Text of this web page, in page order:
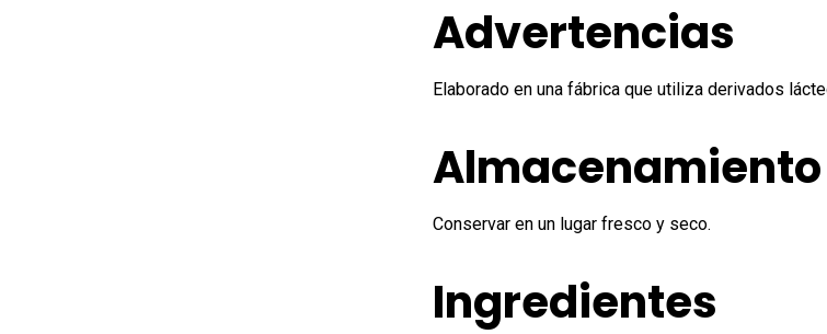
Advertencias
Elaborado en una fábrica que utiliza derivados
Almacenamiento
Conservar en un lugar fresco y seco.
Ingredientes